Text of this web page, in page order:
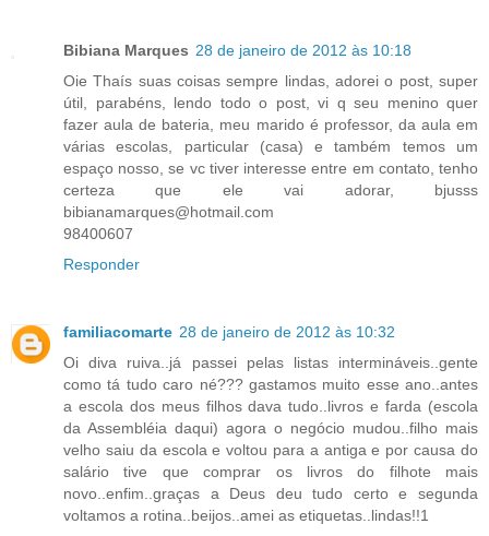
Bibiana Marques 28 de janeiro de 2012 às 10:18
Oie Thaís suas coisas sempre lindas, adorei o post, super
útil, parabéns, lendo todo o post, vi q seu menino quer
fazer aula de bateria, meu marido é professor, da aula em
várias escolas, particular (casa) e também temos um
espaço nosso, se vc tiver interesse entre em contato, tenho
certeza que ele vai adorar, bjusss
bibianamarques@hotmail.com
98400607
Responder
familiacomarte 28 de janeiro de 2012 às 10:32
Oi diva ruiva..já passei pelas listas intermináveis..gente
como tá tudo caro né??? gastamos muito esse ano..antes
a escola dos meus filhos dava tudo..livros e farda (escola
da Assembléia daqui) agora o negócio mudou..filho mais
velho saiu da escola e voltou para a antiga e por causa do
salário tive que comprar os livros do filhote mais
novo..enfim..graças a Deus deu tudo certo e segunda
voltamos a rotina..beijos..amei as etiquetas..lindas!!1